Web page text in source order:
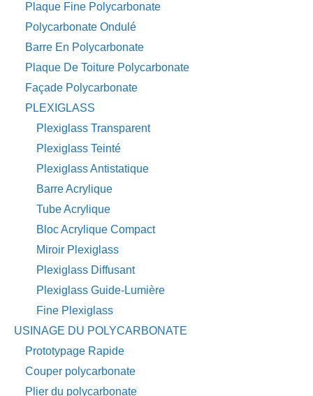
Plaque Fine Polycarbonate
Polycarbonate Ondulé
Barre En Polycarbonate
Plaque De Toiture Polycarbonate
Façade Polycarbonate
PLEXIGLASS
Plexiglass Transparent
Plexiglass Teinté
Plexiglass Antistatique
Barre Acrylique
Tube Acrylique
Bloc Acrylique Compact
Miroir Plexiglass
Plexiglass Diffusant
Plexiglass Guide-Lumière
Fine Plexiglass
USINAGE DU POLYCARBONATE
Prototypage Rapide
Couper polycarbonate
Plier du polycarbonate